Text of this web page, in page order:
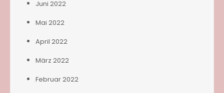
Juni 2022
Mai 2022
April 2022
März 2022
Februar 2022